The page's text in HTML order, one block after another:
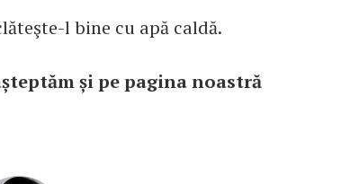
l bine cu apă caldă.
și pe pagina noastră